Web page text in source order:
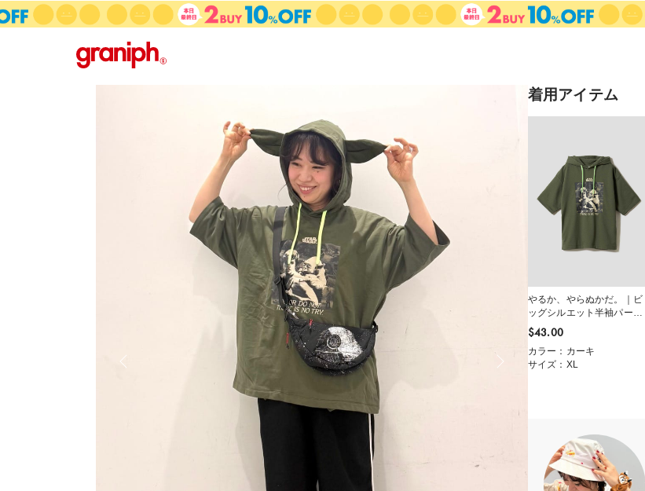
着用アイテム
やるか、やらぬかだ。｜ビ
ッグシルエット半袖パーカ
ー
$‌43.00
カラー：カーキ
サイズ：XL